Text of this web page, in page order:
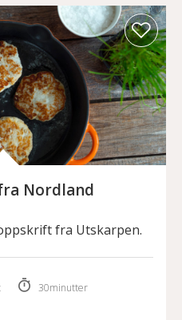
Nordland
fra Utskarpen.
30minutter